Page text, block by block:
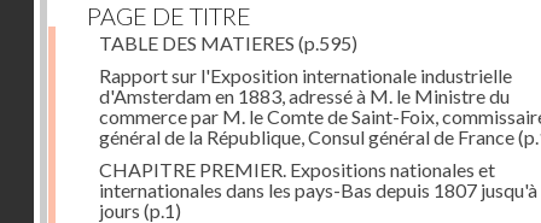
PAGE DE TITRE
TABLE DES MATIERES (p.595)
Rapport sur l'Exposition internationale industrielle
d'Amsterdam en 1883, adressé à M. le Ministre du
commerce par M. le Comte de Saint-Foix,
général de la République, Consul général de France
CHAPITRE PREMIER. Expositions nationales et
internationales dans les pays-Bas depuis 1807 jusqu'à
jours (p.1)